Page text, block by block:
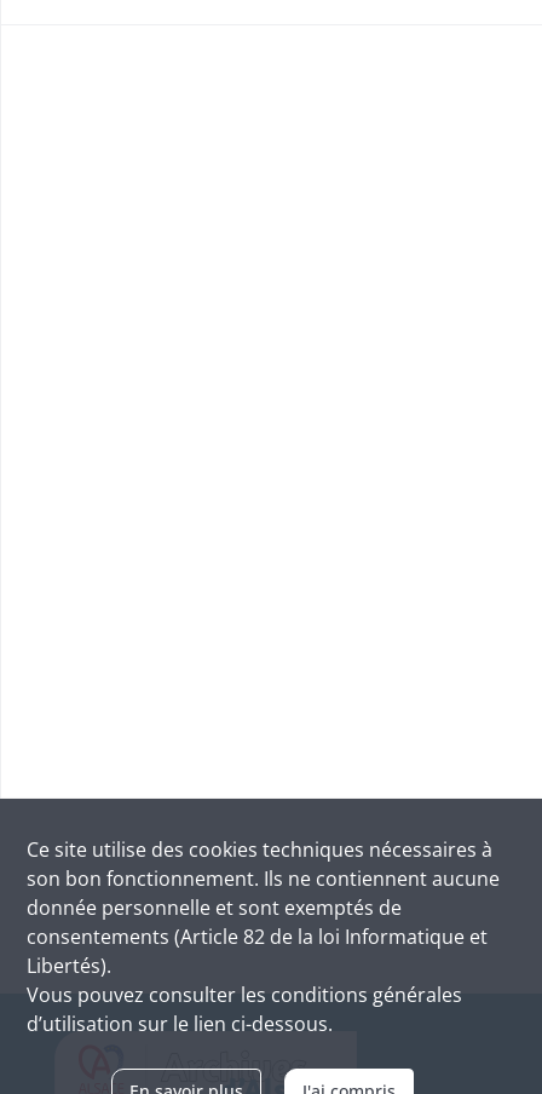
Ce site utilise des cookies techniques nécessaires à
son bon fonctionnement. Ils ne contiennent aucune
donnée personnelle et sont exemptés de
consentements (Article 82 de la loi Informatique et
Libertés).
Vous pouvez consulter les conditions générales
d’utilisation sur le lien ci-dessous.